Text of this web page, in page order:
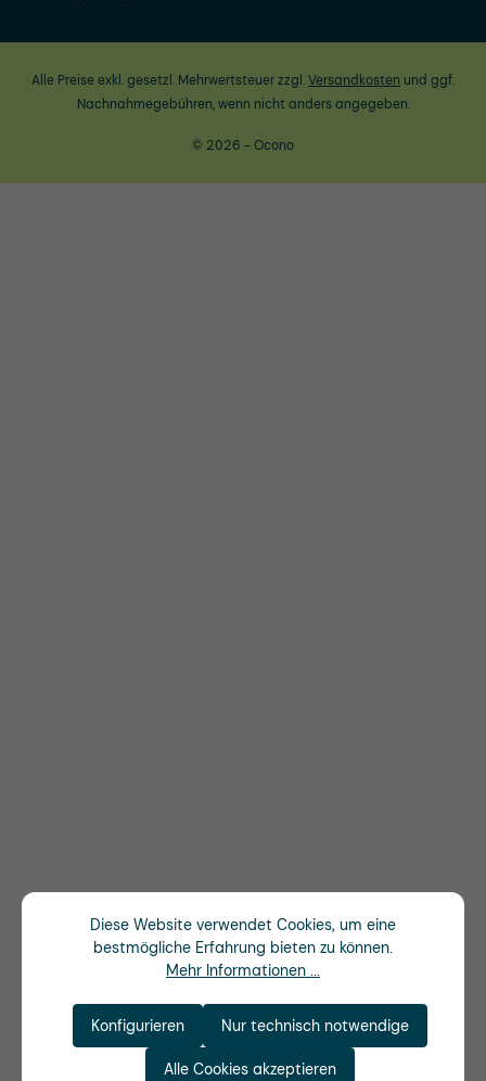
Alle Preise exkl. gesetzl. Mehrwertsteuer zzgl.Versandkosten und ggf.
Nachnahmegebühren, wenn nicht anders angegeben.
© 2026 - Ocono
Diese Website verwendet Cookies, um eine
bestmögliche Erfahrung bieten zu können.
Mehr Informationen ...
Nur technisch notwendige
Konfigurieren
Alle Cookies akzeptieren